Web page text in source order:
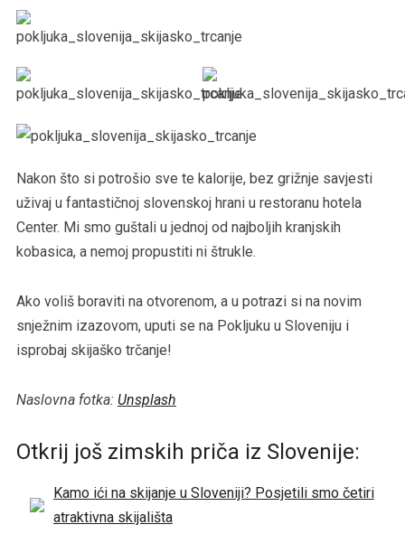
Nakon što si potrošio sve te kalorije, bez grižnje savjesti
uživaj u fantastičnoj slovenskoj hrani u restoranu hotela
Center. Mi smo guštali u jednoj od najboljih kranjskih
kobasica, a nemoj propustiti ni štrukle.
Ako voliš boraviti na otvorenom, a u potrazi si na novim
snježnim izazovom, uputi se na Pokljuku u Sloveniju i
isprobaj skijaško trčanje!
Naslovna fotka: Unsplash
Otkrij još zimskih priča iz Slovenije:
Kamo ići na skijanje u Sloveniji? Posjetili smo četiri
atraktivna skijališta